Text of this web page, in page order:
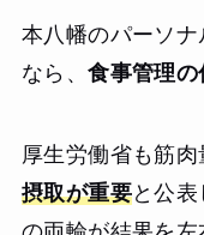
本八幡のパーソ
なら、食事管理の
厚生労働省も筋
摂取が重要と公表